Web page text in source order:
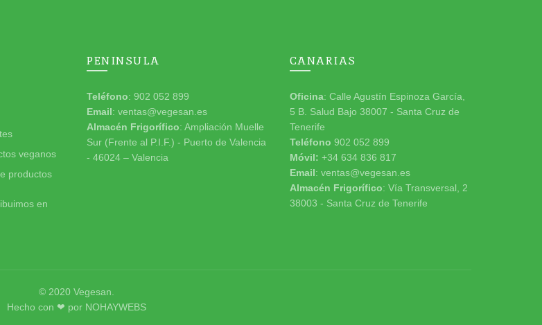
veganos
productos
en
PENINSULA
Teléfono: 902 052 899
Email: ventas@vegesan.es
Almacén Frigorífico: Ampliación Muelle
Sur (Frente al P.I.F.) - Puerto de Valencia
- 46024 – Valencia
CANARIAS
Oficina: Calle Agustín Espinoza García,
5 B. Salud Bajo 38007 - Santa Cruz de
Tenerife
Teléfono 902 052 899
Móvil: +34 634 836 817
Email: ventas@vegesan.es
Almacén Frigorífico: Vía Transversal, 2
38003 - Santa Cruz de Tenerife
© 2020 Vegesan.
Hecho con ❤ por NOHAYWEBS